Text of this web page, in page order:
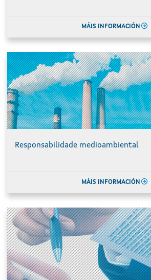
MÁIS INFORMACIÓN
Responsabilidade medioambiental
MÁIS INFORMACIÓN